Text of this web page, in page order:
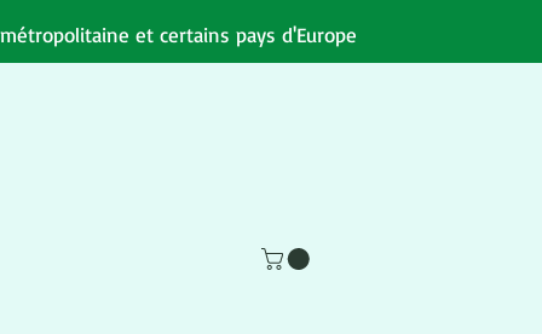
et certains pays d'Europe